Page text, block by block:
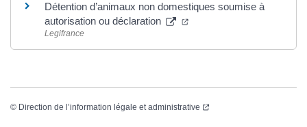
Détention d’animaux non domestiques soumise à
autorisation ou déclaration
Legifrance
© Direction de l’information légale et administrative